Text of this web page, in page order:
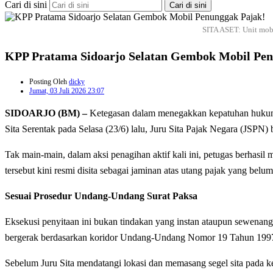
Cari di sini Cari di sini
SITA ASET: Unit
KPP Pratama Sidoarjo Selatan Gembok Mobil
Posting Oleh dicky
Jumat, 03 Juli 2026 23:07
SIDOARJO (BM) –Ketegasan dalam menegakkan kepatuhan
Sita Serentak pada Selasa (23/6) lalu, Juru Sita Pajak Negara
Tak main-main, dalam aksi penagihan aktif kali ini, petugas
tersebut kini resmi disita sebagai jaminan atas utang pajak yang
Sesuai Prosedur Undang-Undang Surat Paksa
Eksekusi penyitaan ini bukan tindakan yang instan ataupun
bergerak berdasarkan koridor Undang-Undang Nomor 19 Tahun
Sebelum Juru Sita mendatangi lokasi dan memasang segel sita pada